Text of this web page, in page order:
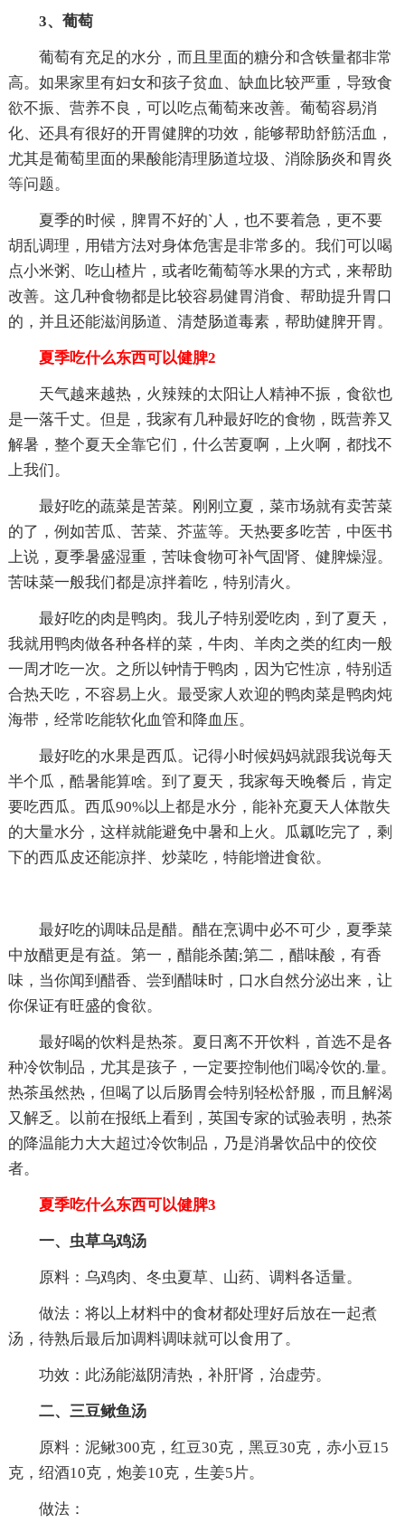
3、葡萄
葡萄有充足的水分，而且里面的糖分和含铁量都非常
高。如果家里有妇女和孩子贫血、缺血比较严重，导致食
欲不振、营养不良，可以吃点葡萄来改善。葡萄容易消
化、还具有很好的开胃健脾的功效，能够帮助舒筋活血，
尤其是葡萄里面的果酸能清理肠道垃圾、消除肠炎和胃炎
等问题。
夏季的时候，脾胃不好的`人，也不要着急，更不要
胡乱调理，用错方法对身体危害是非常多的。我们可以喝
点小米粥、吃山楂片，或者吃葡萄等水果的方式，来帮助
改善。这几种食物都是比较容易健胃消食、帮助提升胃口
的，并且还能滋润肠道、清楚肠道毒素，帮助健脾开胃。
夏季吃什么东西可以健脾2
天气越来越热，火辣辣的太阳让人精神不振，食欲也
是一落千丈。但是，我家有几种最好吃的食物，既营养又
解暑，整个夏天全靠它们，什么苦夏啊，上火啊，都找不
上我们。
最好吃的蔬菜是苦菜。刚刚立夏，菜市场就有卖苦菜
的了，例如苦瓜、苦菜、芥蓝等。天热要多吃苦，中医书
上说，夏季暑盛湿重，苦味食物可补气固肾、健脾燥湿。
苦味菜一般我们都是凉拌着吃，特别清火。
最好吃的肉是鸭肉。我儿子特别爱吃肉，到了夏天，
我就用鸭肉做各种各样的菜，牛肉、羊肉之类的红肉一般
一周才吃一次。之所以钟情于鸭肉，因为它性凉，特别适
合热天吃，不容易上火。最受家人欢迎的鸭肉菜是鸭肉炖
海带，经常吃能软化血管和降血压。
最好吃的水果是西瓜。记得小时候妈妈就跟我说每天
半个瓜，酷暑能算啥。到了夏天，我家每天晚餐后，肯定
要吃西瓜。西瓜90%以上都是水分，能补充夏天人体散失
的大量水分，这样就能避免中暑和上火。瓜瓤吃完了，剩
下的西瓜皮还能凉拌、炒菜吃，特能增进食欲。
最好吃的调味品是醋。醋在烹调中必不可少，夏季菜
中放醋更是有益。第一，醋能杀菌;第二，醋味酸，有香
味，当你闻到醋香、尝到醋味时，口水自然分泌出来，让
你保证有旺盛的食欲。
最好喝的饮料是热茶。夏日离不开饮料，首选不是各
种冷饮制品，尤其是孩子，一定要控制他们喝冷饮的.量。
热茶虽然热，但喝了以后肠胃会特别轻松舒服，而且解渴
又解乏。以前在报纸上看到，英国专家的试验表明，热茶
的降温能力大大超过冷饮制品，乃是消暑饮品中的佼佼
者。
夏季吃什么东西可以健脾3
一、虫草乌鸡汤
原料：乌鸡肉、冬虫夏草、山药、调料各适量。
做法：将以上材料中的食材都处理好后放在一起煮
汤，待熟后最后加调料调味就可以食用了。
功效：此汤能滋阴清热，补肝肾，治虚劳。
二、三豆鳅鱼汤
原料：泥鳅300克，红豆30克，黑豆30克，赤小豆15
克，绍酒10克，炮姜10克，生姜5片。
做法：